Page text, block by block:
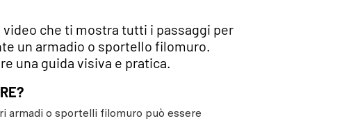
che ti mostra tutti i passaggi per
un armadio o sportello filomuro.
una guida visiva e pratica.
armadi o sportelli filomuro può essere